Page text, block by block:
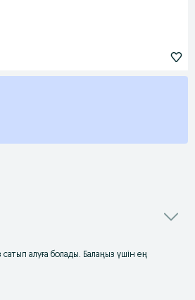
алуға болады. Балаңыз үшін ең